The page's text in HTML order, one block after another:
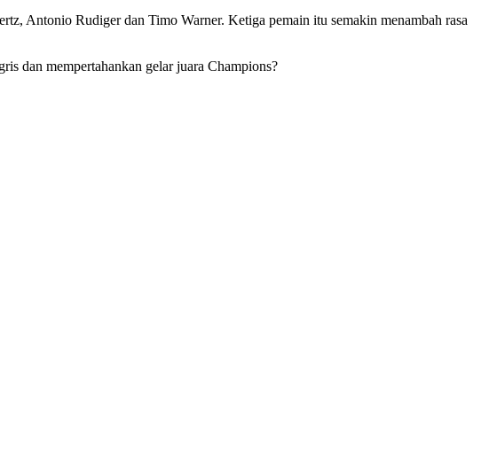
Antonio Rudiger dan Timo Warner. Ketiga pemain itu semakin menambah rasa
dan mempertahankan gelar juara Champions?